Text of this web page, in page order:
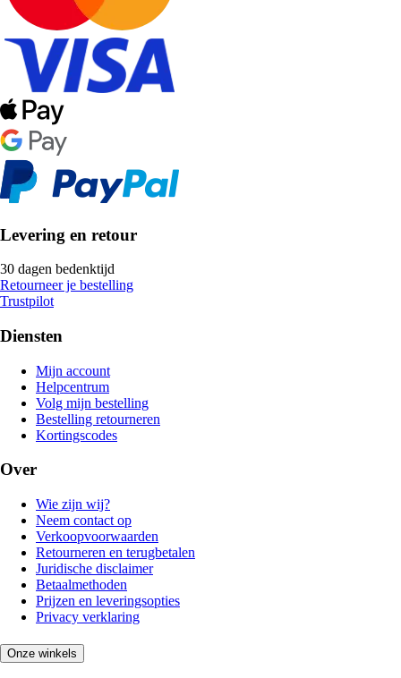
Levering en retour
30 dagen bedenktijd
Retourneer je bestelling
Trustpilot
Diensten
Mijn account
Helpcentrum
Volg mijn bestelling
Bestelling retourneren
Kortingscodes
Over
Wie zijn wij?
Neem contact op
Verkoopvoorwaarden
Retourneren en terugbetalen
Juridische disclaimer
Betaalmethoden
Prijzen en leveringsopties
Privacy verklaring
Onze winkels